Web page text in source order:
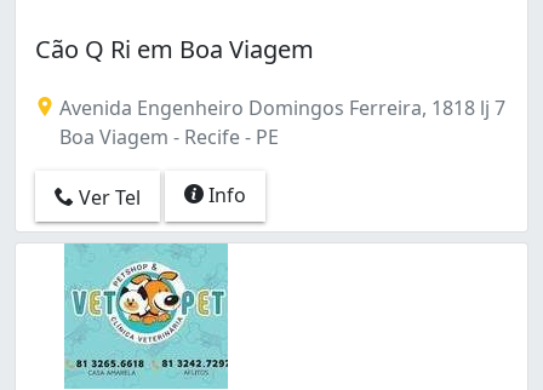
Cão Q Ri em Boa Viagem
Avenida Engenheiro Domingos Ferreira, 1818 lj 7
Boa Viagem - Recife - PE
Ver Tel Info